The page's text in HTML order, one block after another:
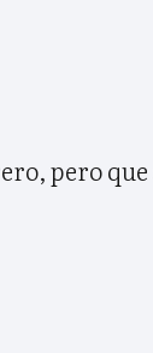
pero que